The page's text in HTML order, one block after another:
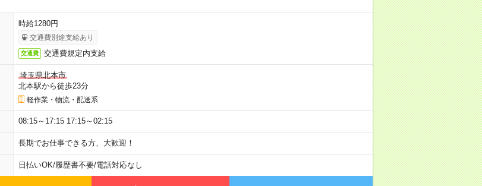
時給1280円
交通費別途支給あり
交通費 交通費規定内支給
埼玉県北本市
北本駅から徒歩23分
軽作業・物流・配送系
08:15～17:15 17:15～02:15
長期でお仕事できる方、大歓迎！
日払いOK/履歴書不要/電話対応なし